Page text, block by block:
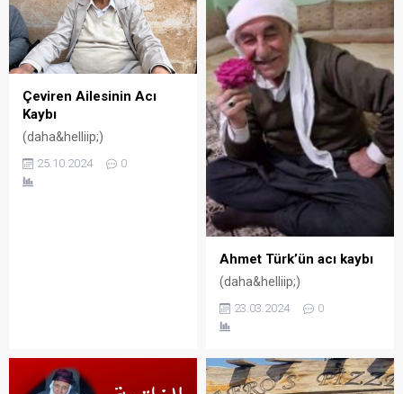
Çeviren Ailesinin Acı
Kaybı
(daha&helliip;)
25.10.2024 0
Ahmet Türk’ün acı kaybı
(daha&helliip;)
23.03.2024 0